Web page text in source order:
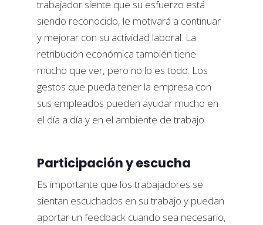
trabajador siente que su esfuerzo está
siendo reconocido, le motivará a continuar
y mejorar con su actividad laboral. La
retribución económica también tiene
mucho que ver, pero no lo es todo. Los
gestos que pueda tener la empresa con
sus empleados pueden ayudar mucho en
el día a día y en el ambiente de trabajo.
Participación y escucha
Es importante que los trabajadores se
sientan escuchados en su trabajo y puedan
aportar un feedback cuando sea necesario,